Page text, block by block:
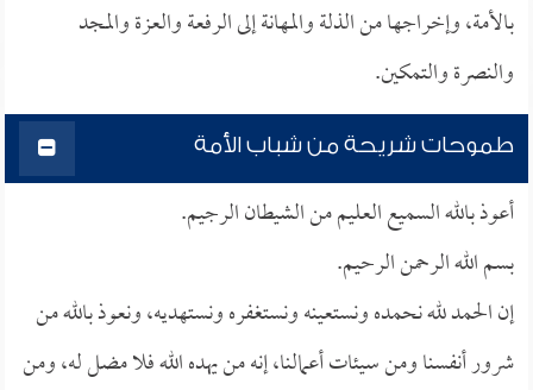
بالأمة، وإخراجها من الذلة والمهانة إلى الرفعة والعزة والمجد
والنصرة والتمكين.
طموحات شريحة من شباب الأمة
أعوذ بالله السميع العليم من الشيطان الرجيم.
بسم الله الرحمن الرحيم.
إن الحمد لله نحمده ونستعينه ونستغفره ونستهديه، ونعوذ بالله من
شرور أنفسنا ومن سيئات أعمالنا، إنه من يهده الله فلا مضل له، ومن